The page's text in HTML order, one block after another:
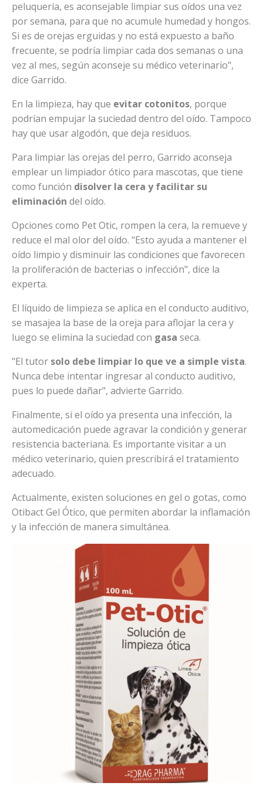
peluquería, es aconsejable limpiar sus oídos una vez
por semana, para que no acumule humedad y hongos.
Si es de orejas erguidas y no está expuesto a baño
frecuente, se podría limpiar cada dos semanas o una
vez al mes, según aconseje su médico veterinario",
dice Garrido.
En la limpieza, hay que evitar cotonitos, porque
podrían empujar la suciedad dentro del oído. Tampoco
hay que usar algodón, que deja residuos.
Para limpiar las orejas del perro, Garrido aconseja
emplear un limpiador ótico para mascotas, que tiene
como función disolver la cera y facilitar su
eliminación del oído.
Opciones como Pet Otic, rompen la cera, la remueve y
reduce el mal olor del oído. "Esto ayuda a mantener el
oído limpio y disminuir las condiciones que favorecen
la proliferación de bacterias o infección", dice la
experta.
El líquido de limpieza se aplica en el conducto auditivo,
se masajea la base de la oreja para aflojar la cera y
luego se elimina la suciedad con gasa seca.
"El tutor solo debe limpiar lo que ve a simple vista.
Nunca debe intentar ingresar al conducto auditivo,
pues lo puede dañar", advierte Garrido.
Finalmente, si el oído ya presenta una infección, la
automedicación puede agravar la condición y generar
resistencia bacteriana. Es importante visitar a un
médico veterinario, quien prescribirá el tratamiento
adecuado.
Actualmente, existen soluciones en gel o gotas, como
Otibact Gel Ótico, que permiten abordar la inflamación
y la infección de manera simultánea.